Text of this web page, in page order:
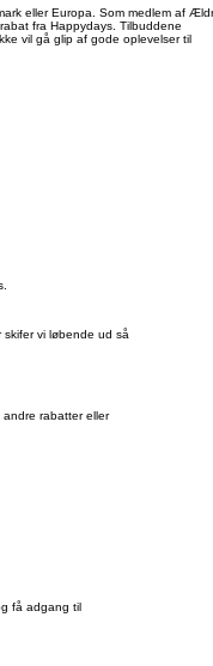
eller Europa. Som medlem af
fra Happydays. Tilbuddene
vil gå glip af gode oplevelser til
vi løbende ud så
rabatter eller
få adgang til